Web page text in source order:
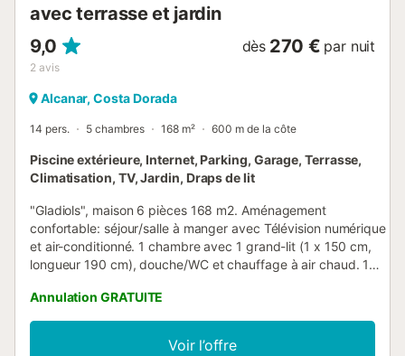
avec terrasse et jardin
9,0
2 avis
dès 270 € par nuit
Alcanar, Costa Dorada
14 pers. 5 chambres 168 m² 600 m de la côte
Piscine extérieure, Internet, Parking, Garage, Terrasse,
Climatisation, TV, Jardin, Draps de lit
"Gladiols", maison 6 pièces 168 m2. Aménagement
confortable: séjour/salle à manger avec Télévision numérique
et air-conditionné. 1 chambre avec 1 grand-lit (1 x 150 cm,
longueur 190 cm), douche/WC et chauffage à air chaud. 1
150 cm, longueur 190 cm), air-conditionné et chauffage à air
chaud. 1 chambre avec 1 lit (90 cm, longueur 190 cm), 1
grand-lit (1 x 150 cm, longueur 190 cm), air-conditionné et
Annulation GRATUITE
Voir l’offre